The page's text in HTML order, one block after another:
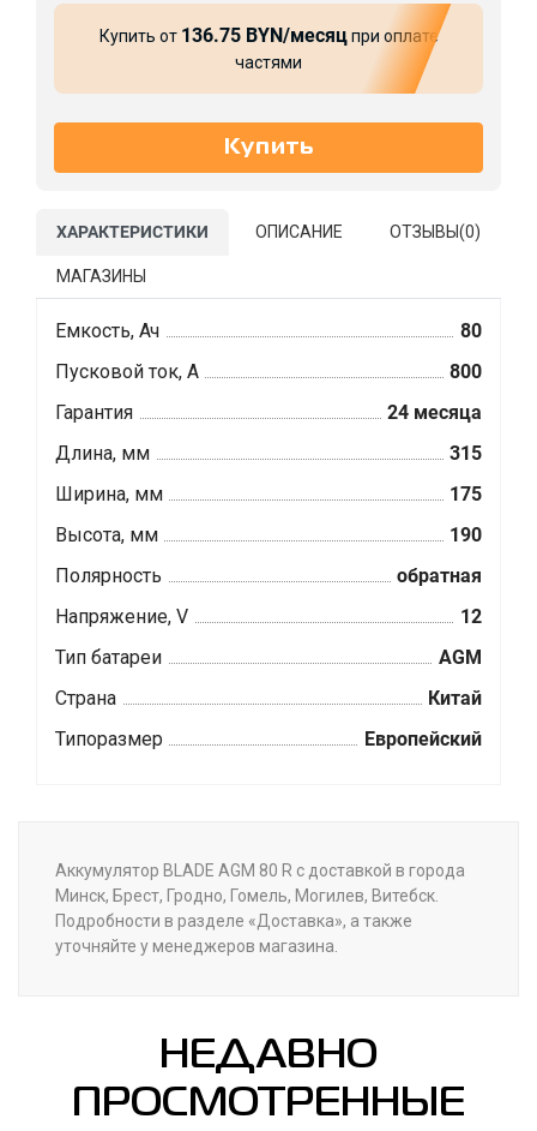
Купить от 136.75 BYN/месяцпри оплате
частями
ХАРАКТЕРИСТИКИ ОПИСАНИЕ ОТЗЫВЫ(0)
МАГАЗИНЫ
Емкость, Ач
80
Пусковой ток, А
800
Гарантия
24 месяца
Длина, мм
315
Ширина, мм
175
Высота, мм
190
Полярность
обратная
Напряжение, V
12
Тип батареи
AGM
Страна
Китай
Типоразмер
Европейский
Аккумулятор BLADE AGM 80 R с доставкой в города
Минск, Брест, Гродно, Гомель, Могилев, Витебск.
Подробности в разделе «Доставка», а также
уточняйте у менеджеров магазина.
НЕДАВНО
ПРОСМОТРЕННЫЕ